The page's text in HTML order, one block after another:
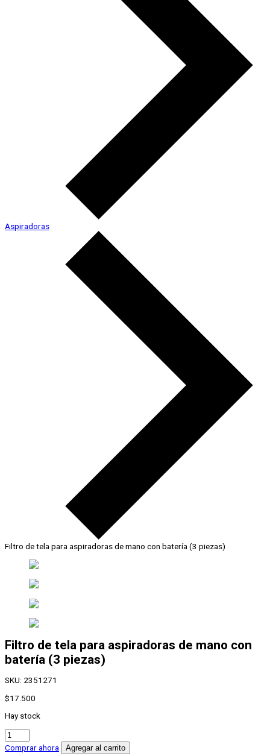
Aspiradoras
Filtro de tela para aspiradoras de mano con batería (3 piezas)
Filtro de tela para aspiradoras de mano con
batería (3 piezas)
SKU: 2351271
$17.500
Hay stock
Filtro
de
tela
Comprar ahora Agregar al carrito